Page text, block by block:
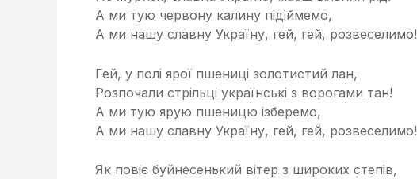
А ми тую червону калину підіймемо,
А ми нашу славну Україну, гей, гей, розвеселимо!
Гей, у полі ярої пшениці золотистий лан,
Розпочали стрільці українські з ворогами тан!
А ми тую ярую пшеницю ізберемо,
А ми нашу славну Україну, гей, гей, розвеселимо!
Як повіє буйнесенький вітер з широких степів,